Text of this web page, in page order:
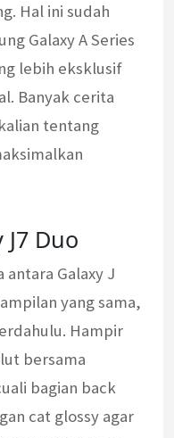
Hal ini sudah
Galaxy A Series
lebih eksklusif
Banyak cerita
tentang
Duo
antara Galaxy J
yang sama,
Hampir
bersama
bagian back
cat glossy agar